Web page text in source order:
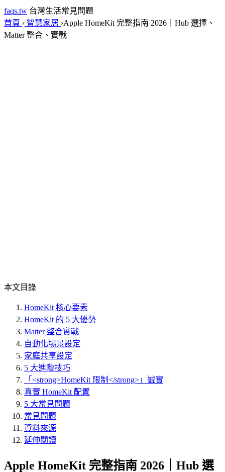
faqs.tw 台灣生活常見問題
首頁 › 智慧家居 ›Apple HomeKit 完整指南 2026｜Hub 選擇、
Matter 整合、實戰
本文目錄
HomeKit 核心要素
HomeKit 的 5 大優勢
Matter 整合實戰
自動化場景設定
家庭共享設定
5 大進階技巧
「<strong>HomeKit 限制</strong>」誠實
真實 HomeKit 配置
5 大常見問題
常見問題
資料來源
延伸閱讀
Apple HomeKit 完整指南 2026｜Hub 選